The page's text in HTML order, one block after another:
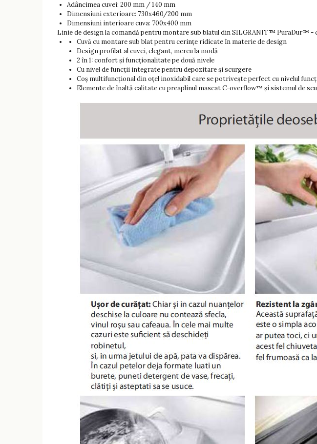
Adâncimea cuvei: 200 mm / 140 mm
Dimensiuni exterioare: 730x460/200 mm
Dimensiuni interioare cuva: 700x400 mm
Linie de design la comandă pentru montare sub blatul din SILGRANIT™ PuraDur™ -
Cuvă cu montare sub blat pentru cerințe ridicate în materie de design
Design profilat al cuvei, elegant, mereu la modă
2 în 1: confort și funcționalitate pe două nivele
Cu nivel de funcții integrate pentru depozitare și scurgere
Coș multifuncțional din oțel inoxidabil care se potrivește perfect cu nivelul
Elemente de înaltă calitate cu preaplinul mascat C-overflow™ și sistemul de